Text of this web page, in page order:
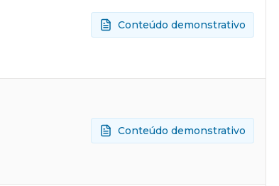
Conteúdo demonstrativo
Conteúdo demonstrativo